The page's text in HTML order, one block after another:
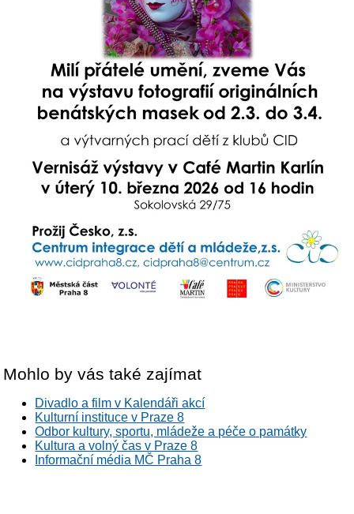
Mohlo by vás také zajímat
Divadlo a film v Kalendáři akcí
Kulturní instituce v Praze 8
Odbor kultury, sportu, mládeže a péče o památky
Kultura a volný čas v Praze 8
Informační média MČ Praha 8